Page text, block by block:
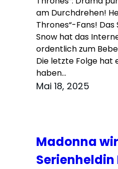
am Durchdrehen!
Thrones“-Fans!
Snow hat das
ordentlich zum
Die letzte Folge hat
haben…
Mai 18, 2025
Madonna
Serienheldin